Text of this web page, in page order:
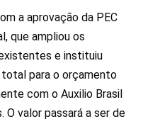
a aprovação da PEC
que ampliou os
e instituiu
para o orçamento
com o Auxilio Brasil
O valor passará a ser de